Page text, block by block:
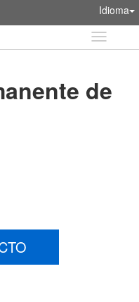
Idioma
Idioma
de